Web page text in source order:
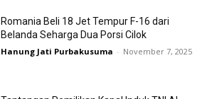
Romania Beli 18 Jet Tempur F-16 dari
Belanda Seharga Dua Porsi Cilok
Hanung Jati Purbakusuma - November 7, 2025